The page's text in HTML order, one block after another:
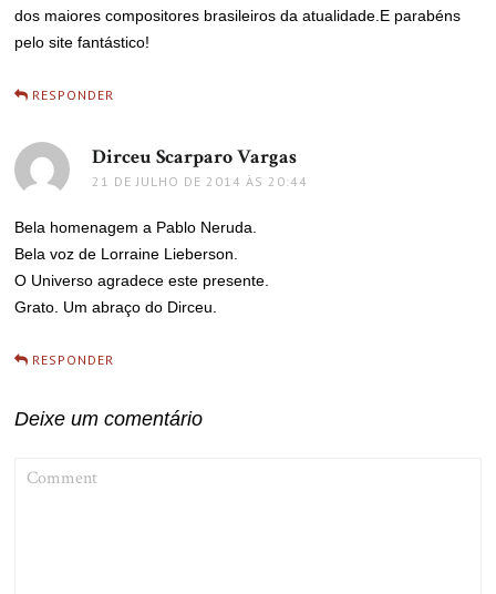
dos maiores compositores brasileiros da atualidade.E parabéns
pelo site fantástico!
RESPONDER
Dirceu Scarparo Vargas
21 DE JULHO DE 2014 ÀS 20:44
Bela homenagem a Pablo Neruda.
Bela voz de Lorraine Lieberson.
O Universo agradece este presente.
Grato. Um abraço do Dirceu.
RESPONDER
Deixe um comentário